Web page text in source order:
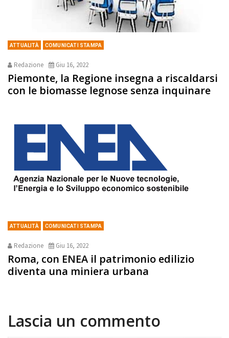
ATTUALITÀ COMUNICATI STAMPA
Redazione Giu 16, 2022
Piemonte, la Regione insegna a riscaldarsi
con le biomasse legnose senza inquinare
ATTUALITÀ COMUNICATI STAMPA
Redazione Giu 16, 2022
Roma, con ENEA il patrimonio edilizio
diventa una miniera urbana
Lascia un commento